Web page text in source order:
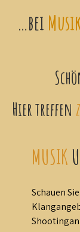
…bei
Hier treffen
MUSIK
Schauen